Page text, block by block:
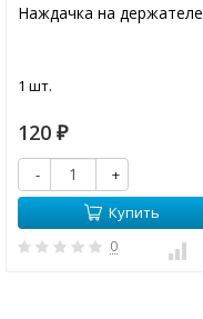
Наждачка на держателе
1 шт.
120 ₽
-
+
Купить
0